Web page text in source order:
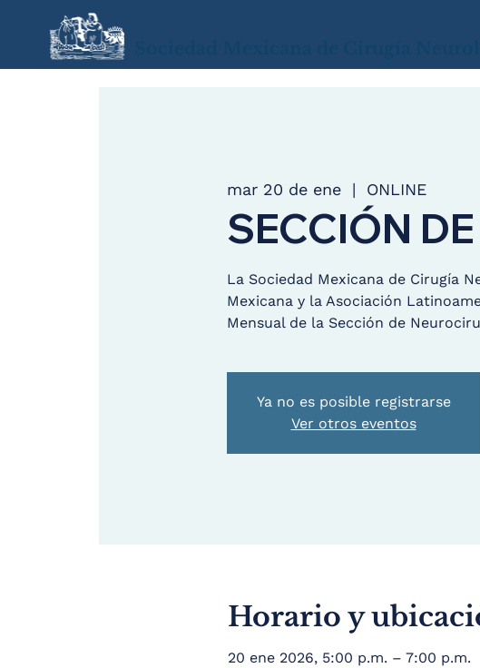
mar 20 de ene
  |
ONLINE
SECCIÓN
La Sociedad Mexicana de Cirugía
Mexicana y la Asociación
Mensual de la Sección de
Ya no es posible registrarse
Ver otros eventos
Horario y
20 ene 2026, 5:00 p.m. – 7:00 p.m.